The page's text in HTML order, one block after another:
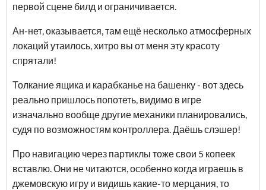
первой сцене билд и ограничивается.
Ан-нет, оказывается, там ещё несколько атмосферных
локаций утаилось, хитро вы от меня эту красоту
спрятали!
Толкание ящика и карабканье на башенку - вот здесь
реально пришлось попотеть, видимо в игре
изначально вообще другие механики планировались,
судя по возможностям контроллера. Даёшь слэшер!
Про навигацию через партиклы тоже свои 5 копеек
вставлю. Они не читаются, особенно когда играешь в
джемовскую игру и видишь какие-то мерцания, то